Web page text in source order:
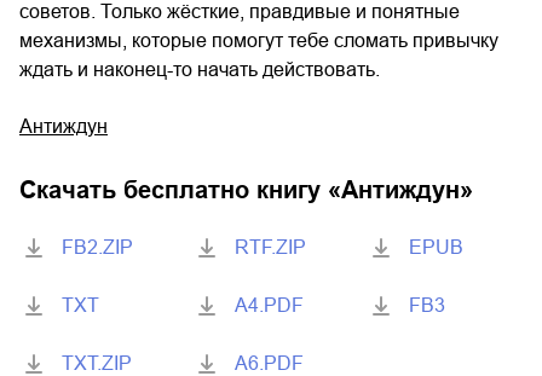
советов. Только жёсткие, правдивые и понятные
механизмы, которые помогут тебе сломать привычку
ждать и наконец-то начать действовать.
Антиждун
Скачать бесплатно книгу «Антиждун»
FB2.ZIP
TXT
TXT.ZIP
RTF.ZIP
A4.PDF
A6.PDF
EPUB
FB3